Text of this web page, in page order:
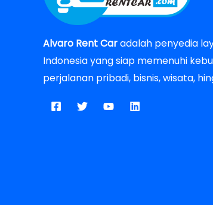
Alvaro Rent Caradalah penyedia
Indonesia yang siap memenuhi
perjalanan pribadi, bisnis, wisata,